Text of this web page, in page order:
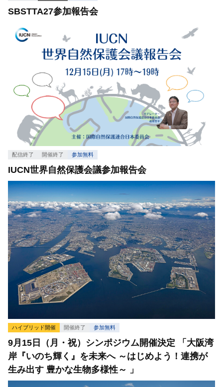
SBSTTA27参加報告会
配信終了 開催終了 参加無料
IUCN世界自然保護会議参加報告会
ハイブリッド開催 開催終了 参加無料
9月15日（月・祝）シンポジウム開催決定 「大阪湾
岸『いのち輝く』を未来へ ～はじめよう！連携が
生み出す 豊かな生物多様性～ 」